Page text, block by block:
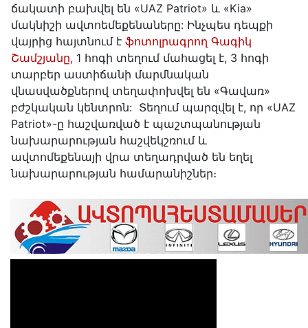
ճակատի բախվել են «UAZ Patriot» և «Kia»
մակնիշի ավտոեմեքենաները: Ինչպես դեպքի
վայրից հայտնում է ֆոտոլրագրող Գագիկ
Շամշյանը, 1 հոգի տեղում մահացել է, 3 հոգի
տարբեր աստիճանի մարմնական
վնասվածքներով տեղափոխվել են «Գավառ»
բժշկական կենտրոն: Տեղում պարզվել է, որ «UAZ
Patriot»-ը հաշվառված է պաշտպանության
նախարարության հաշվեկշռում և
ավտոմեքենայի վրա տեղադրված են եղել
նախարարության համարանիշներ։